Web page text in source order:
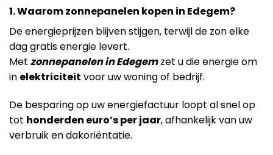
1. Waarom zonnepanelen kopen in Edegem?
De energieprijzen blijven stijgen, terwijl de zon elke
dag gratis energie levert.
Met zonnepanelen in Edegemzet u die energie om
in elektriciteit voor uw woning of bedrijf.
De besparing op uw energiefactuur loopt al snel op
tot honderden euro’s per jaar, afhankelijk van uw
verbruik en dakoriëntatie.